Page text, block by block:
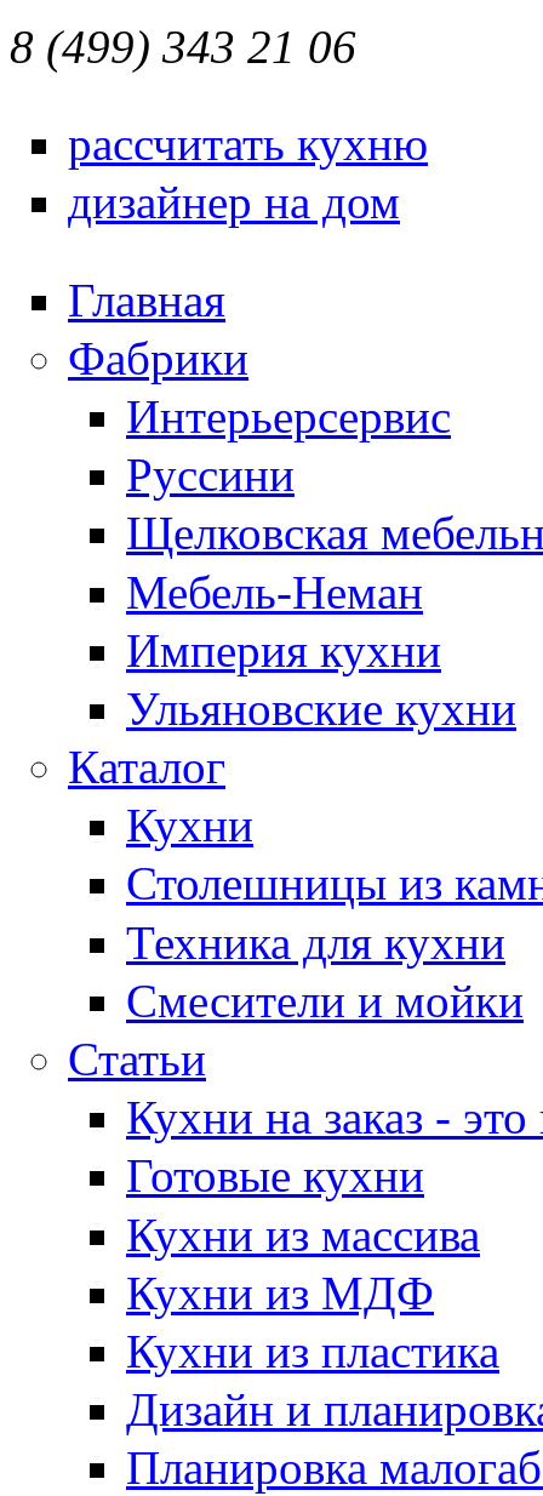
8 (499) 343 21 06
рассчитать кухню
дизайнер на дом
Главная
Фабрики
Интерьерсервис
Руссини
Щелковская
Мебель-Неман
Империя кухни
Ульяновские кухни
Каталог
Кухни
Столешницы из
Техника для кухни
Смесители и мойки
Статьи
Кухни на заказ -
Готовые кухни
Кухни из массива
Кухни из МДФ
Кухни из пластика
Дизайн и
Планировка